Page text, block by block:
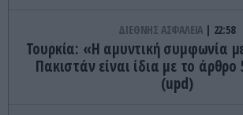
ΔΙΕΘΝΗΣ ΑΣΦΑΛΕΙΑ 22:58
Τουρκία: «Η αμυντική συμφωνία
Πακιστάν είναι ίδια με το
(upd)